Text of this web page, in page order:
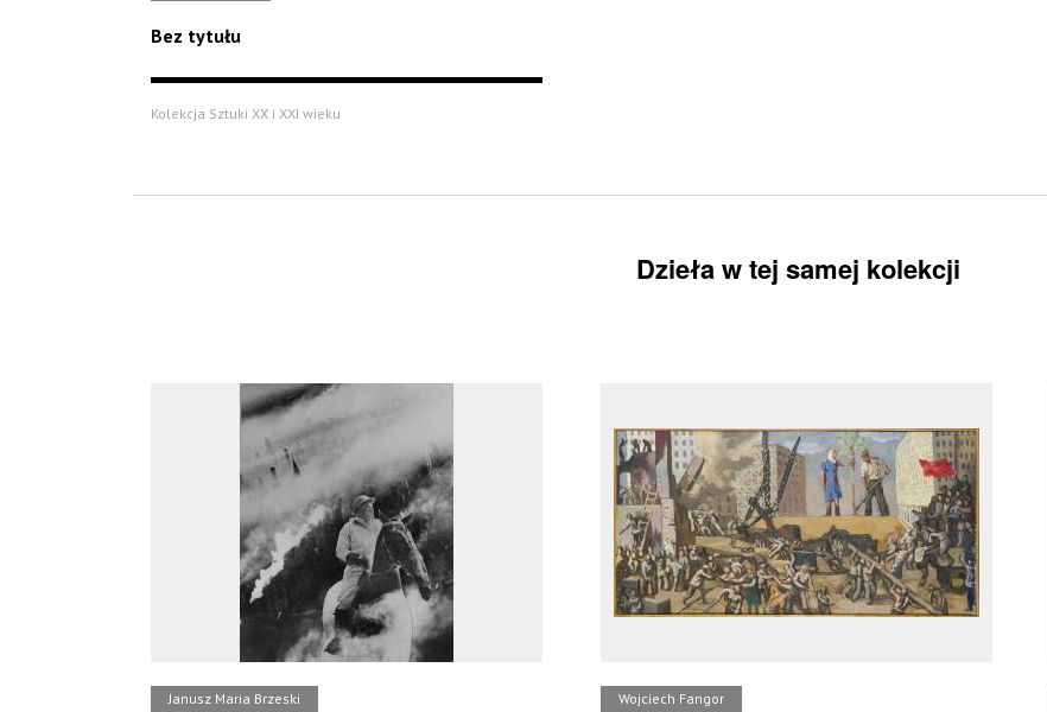
Bez tytułu
Kolekcja Sztuki XX i XXI wieku
Dzieła w tej samej kolekcji
Janusz Maria Brzeski Wojciech Fangor